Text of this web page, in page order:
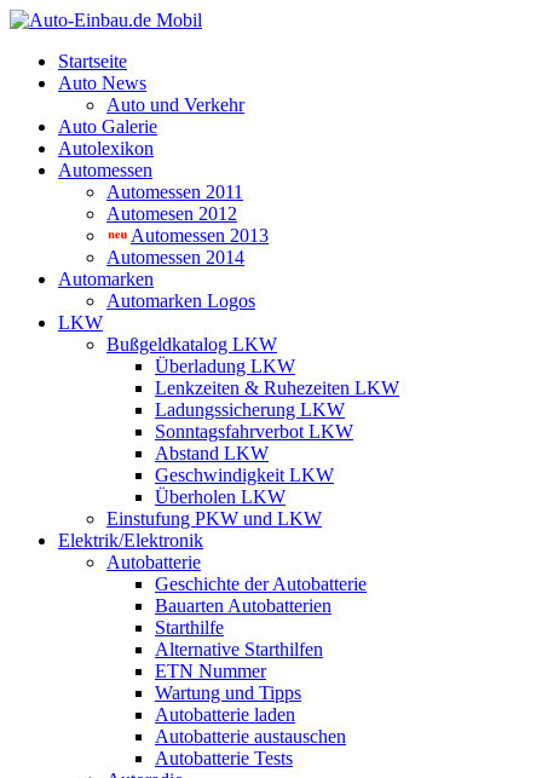
Startseite
Auto News
Auto und Verkehr
Auto Galerie
Autolexikon
Automessen
Automessen 2011
Automesen 2012
Automessen 2013
Automessen 2014
Automarken
Automarken Logos
LKW
Bußgeldkatalog LKW
Überladung LKW
Lenkzeiten & Ruhezeiten LKW
Ladungssicherung LKW
Sonntagsfahrverbot LKW
Abstand LKW
Geschwindigkeit LKW
Überholen LKW
Einstufung PKW und LKW
Elektrik/Elektronik
Autobatterie
Geschichte der Autobatterie
Bauarten Autobatterien
Starthilfe
Alternative Starthilfen
ETN Nummer
Wartung und Tipps
Autobatterie laden
Autobatterie austauschen
Autobatterie Tests